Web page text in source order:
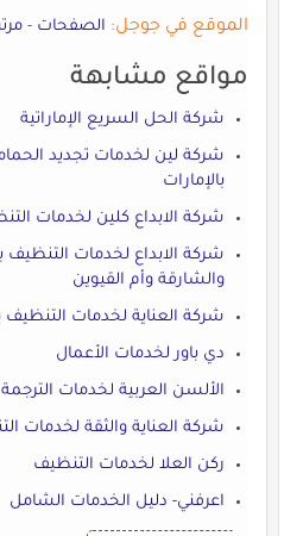
الموقع في جوجل: الصفحات-
مواقع مشابهة
شركة الحل السريع الإماراتية
شركة لين لخدمات تجديد
بالإمارات
شركة الابداع كلين لخدمات
شركة الابداع لخدمات
والشارقة وأم القيوين
شركة العناية لخدمات التنظيف
دي باور لخدمات الأعمال
الألسن العربية لخدمات الترجمة
شركة العناية والثقة لخدمات
ركن العلا لخدمات التنظيف
اعرفني- دليل الخدمات الشامل